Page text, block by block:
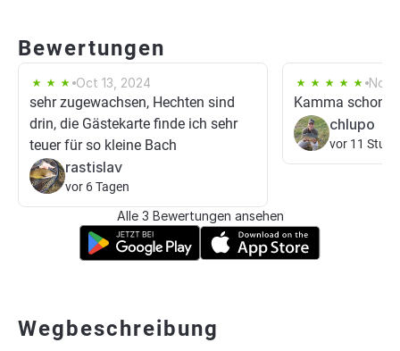
Bewertungen
Oct 13, 2024
sehr zugewachsen, Hechten sind
drin, die Gästekarte finde ich sehr
teuer für so kleine Bach
rastislav
vor 6 Tagen
Nov
Kamma schon
chlupo
vor 11
Alle 3 Bewertungen ansehen
Wegbeschreibung